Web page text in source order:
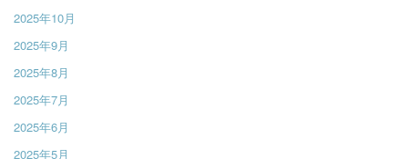
2025年10月
2025年9月
2025年8月
2025年7月
2025年6月
2025年5月